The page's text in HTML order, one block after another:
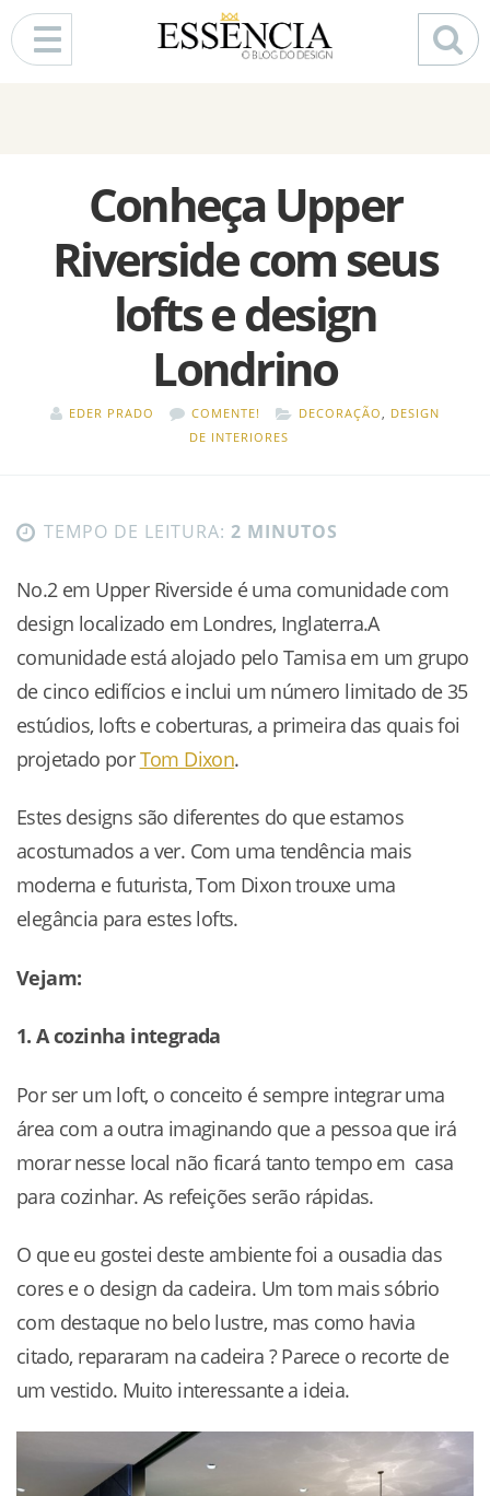
Conheça Upper
Riverside com seus
lofts e design
Londrino
EDER PRADO COMENTE! DECORAÇÃO, DESIGN
DE INTERIORES
TEMPO DE LEITURA: 2 MINUTOS
No.2 em Upper Riverside é uma comunidade com
design localizado em Londres, Inglaterra.A
comunidade está alojado pelo Tamisa em um grupo
de cinco edifícios e inclui um número limitado de 35
estúdios, lofts e coberturas, a primeira das quais foi
projetado porTom Dixon.
Estes designs são diferentes do que estamos
acostumados a ver. Com uma tendência mais
moderna e futurista, Tom Dixon trouxe uma
elegância para estes lofts.
Vejam:
1. A cozinha integrada
Por ser um loft, o conceito é sempre integrar uma
área com a outra imaginando que a pessoa que irá
morar nesse local não ficará tanto tempo em casa
para cozinhar. As refeições serão rápidas.
O que eu gostei deste ambiente foi a ousadia das
cores e o design da cadeira. Um tom mais sóbrio
com destaque no belo lustre, mas como havia
citado, repararam na cadeira ? Parece o recorte de
um vestido. Muito interessante a ideia.